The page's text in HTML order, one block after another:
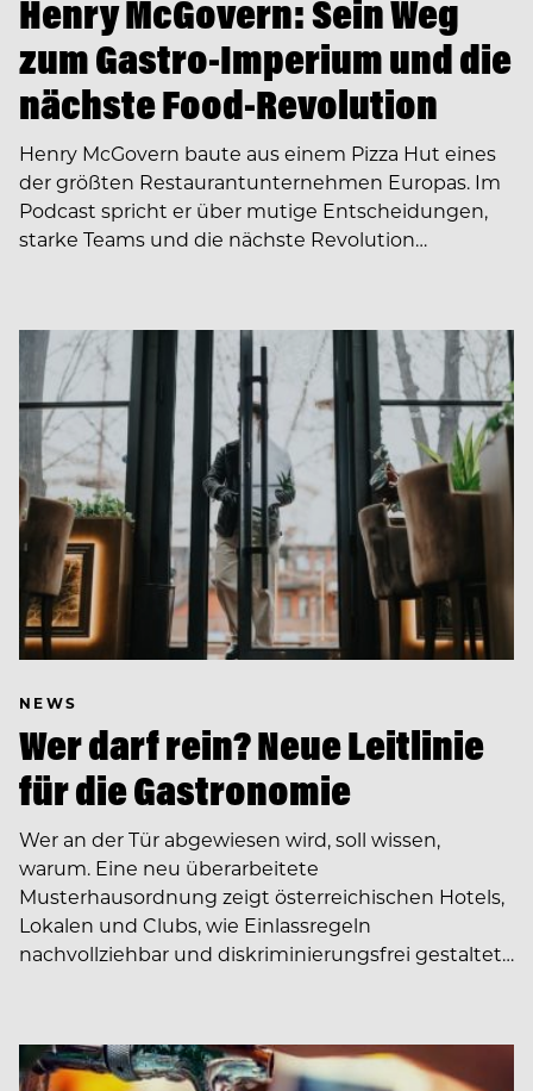
Henry McGovern: Sein Weg
zum Gastro-Imperium und die
nächste Food-Revolution
Henry McGovern baute aus einem Pizza Hut eines
der größten Restaurantunternehmen Europas. Im
Podcast spricht er über mutige Entscheidungen,
starke Teams und die nächste Revolution…
NEWS
Wer darf rein? Neue Leitlinie
für die Gastronomie
Wer an der Tür abgewiesen wird, soll wissen,
warum. Eine neu überarbeitete
Musterhausordnung zeigt österreichischen Hotels,
Lokalen und Clubs, wie Einlassregeln
nachvollziehbar und diskriminierungsfrei gestaltet…